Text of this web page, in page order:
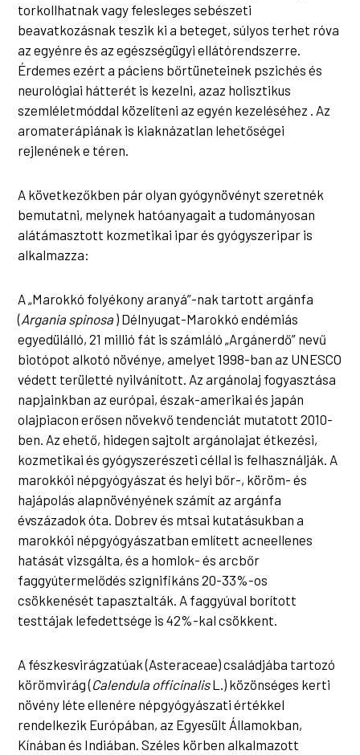
torkollhatnak vagy felesleges sebészeti
beavatkozásnak teszik ki a beteget, súlyos terhet róva
az egyénre és az egészségügyi ellátórendszerre.
Érdemes ezért a páciens bőrtüneteinek pszichés és
neurológiai hátterét is kezelni, azaz holisztikus
szemléletmóddal közelíteni az egyén kezeléséhez . Az
aromaterápiának is kiaknázatlan lehetőségei
rejlenének e téren.
A következőkben pár olyan gyógynövényt szeretnék
bemutatni, melynek hatóanyagait a tudományosan
alátámasztott kozmetikai ipar és gyógyszeripar is
alkalmazza:
A „Marokkó folyékony aranyá”-nak tartott argánfa
(Argania spinosa ) Délnyugat-Marokkó endémiás
egyedülálló, 21 millió fát is számláló „Argánerdő” nevű
biotópot alkotó növénye, amelyet 1998-ban az UNESCO
védett területté nyilvánított. Az argánolaj fogyasztása
napjainkban az európai, észak-amerikai és japán
olajpiacon erősen növekvő tendenciát mutatott 2010-
ben. Az ehető, hidegen sajtolt argánolajat étkezési,
kozmetikai és gyógyszerészeti céllal is felhasználják. A
marokkói népgyógyászat és helyi bőr-, köröm- és
hajápolás alapnövényének számít az argánfa
évszázadok óta. Dobrev és mtsai kutatásukban a
marokkói népgyógyászatban említett acneellenes
hatását vizsgálta, és a homlok- és arcbőr
faggyútermelődés szignifikáns 20-33%-os
csökkenését tapasztalták. A faggyúval borított
testtájak lefedettsége is 42%-kal csökkent.
A fészkesvirágzatúak (Asteraceae) családjába tartozó
körömvirág (Calendula officinalisL.) közönséges kerti
növény léte ellenére népgyógyászati értékkel
rendelkezik Európában, az Egyesült Államokban,
Kínában és Indiában. Széles körben alkalmazott